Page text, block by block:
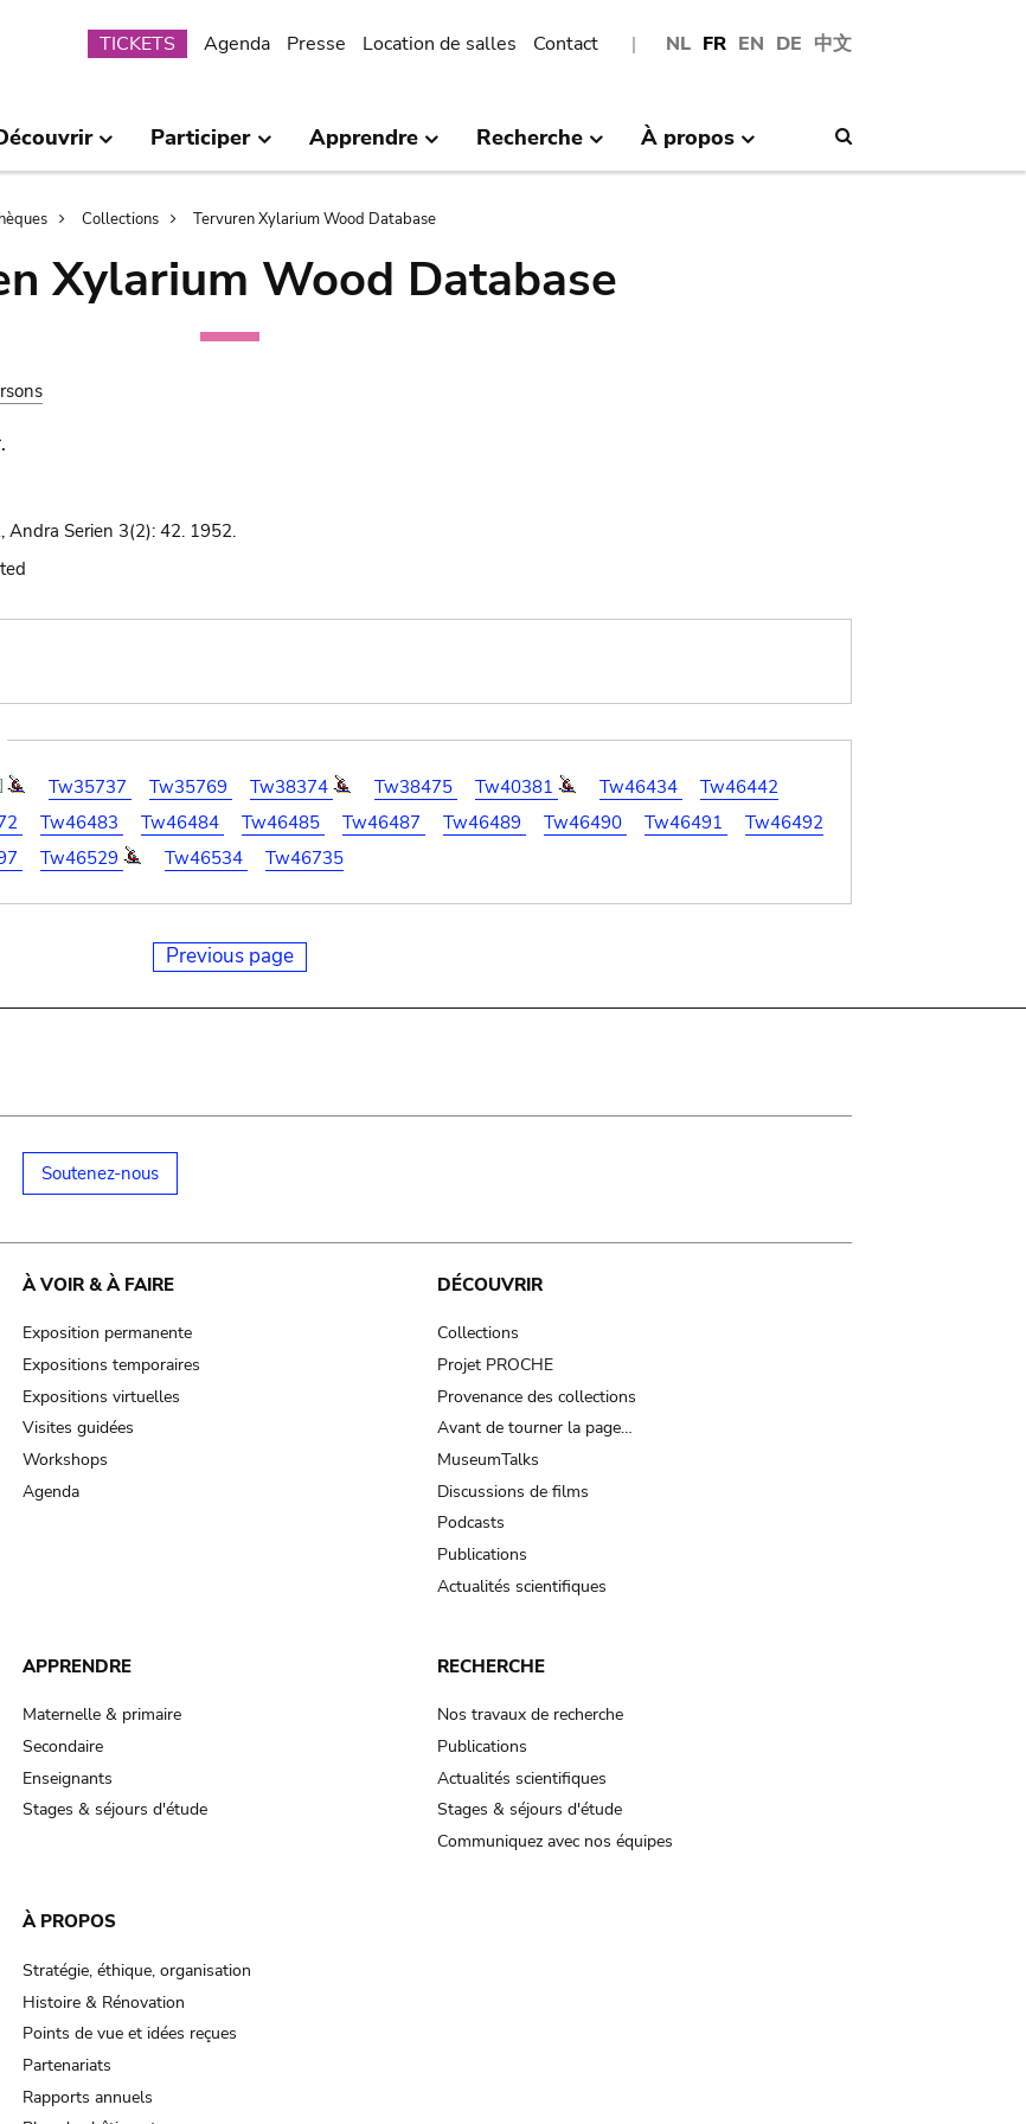
NL FR EN DE 中文
Submenu
TICKETS Agenda Presse Location de salles Contact
Participer Apprendre Recherche À propos
Collections Tervuren Xylarium Wood Database
Xylarium Wood Database
Andra Serien 3(2): 42. 1952.
Tw35737 Tw35769 Tw38374 Tw38475 Tw40381 Tw46434
Tw46442
Tw46483 Tw46484 Tw46485 Tw46487 Tw46489 Tw46490 Tw46491
Tw46492
Tw46529 Tw46534 Tw46735
Previous page
Soutenez-nous
À VOIR & À FAIRE
Exposition permanente
Expositions temporaires
Expositions virtuelles
Visites guidées
Workshops
Agenda
DÉCOUVRIR
Collections
Projet PROCHE
Provenance des collections
Avant de tourner la page…
MuseumTalks
Discussions de films
Podcasts
Publications
Actualités scientifiques
APPRENDRE
Maternelle & primaire
Secondaire
Enseignants
Stages & séjours d'étude
RECHERCHE
Nos travaux de recherche
Publications
Actualités scientifiques
Stages & séjours d'étude
Communiquez avec nos équipes
À PROPOS
Stratégie, éthique, organisation
Histoire & Rénovation
Points de vue et idées reçues
Partenariats
Rapports annuels